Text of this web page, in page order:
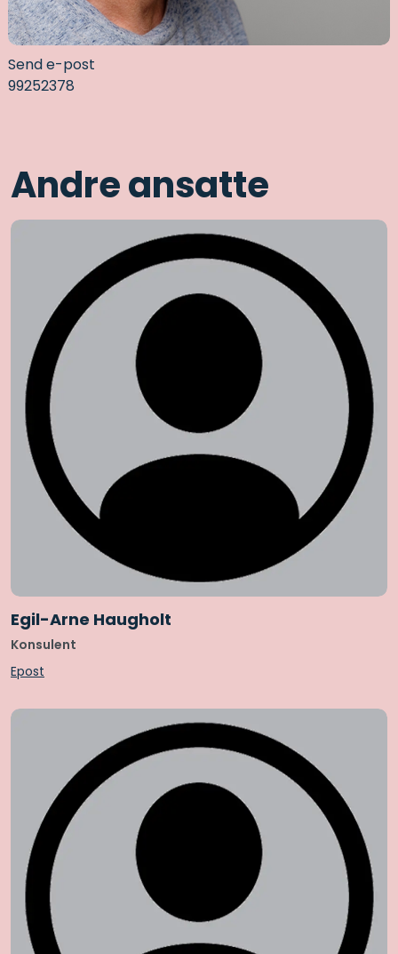
Send e-post
99252378
Andre ansatte
Egil-Arne Haugholt
Konsulent
Epost